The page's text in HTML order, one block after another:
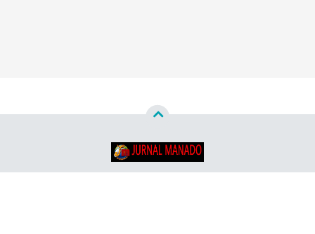
Copyright ©2026Jurnal Manado - Santun & Terpercaya™